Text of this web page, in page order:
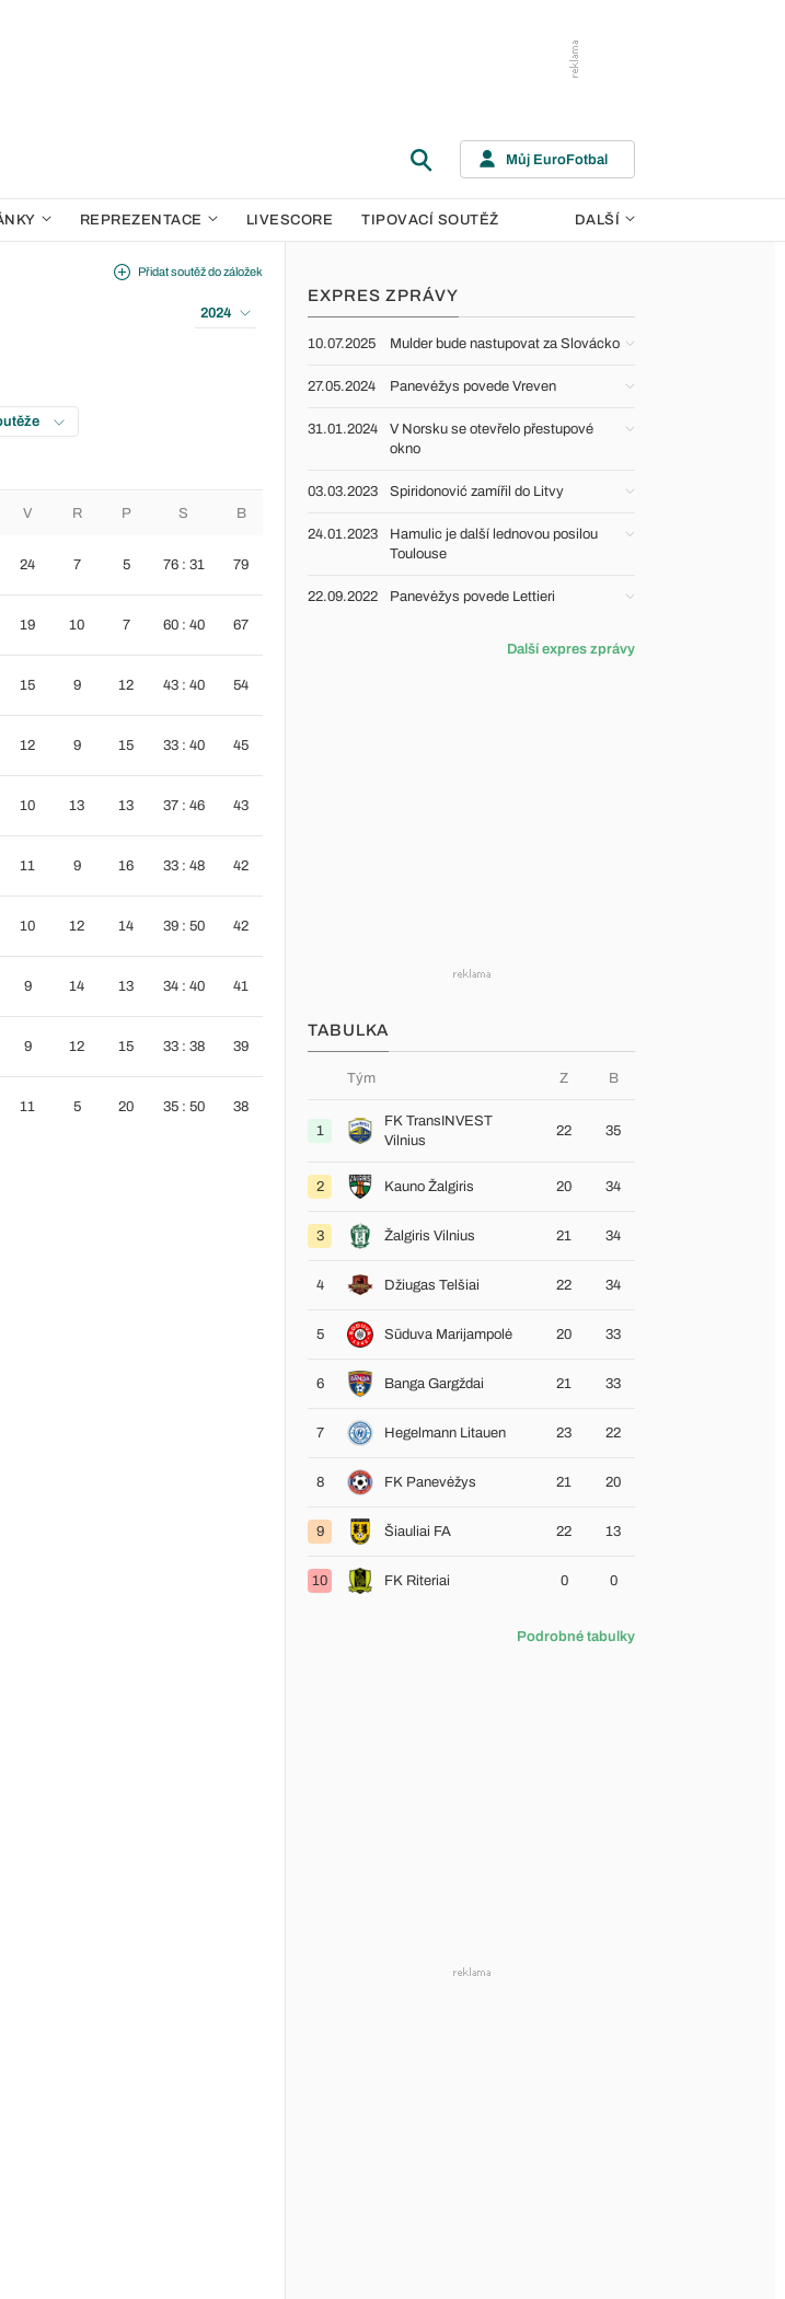
Můj EuroFotbal
REPREZENTACE LIVESCORE TIPOVACÍ SOUTĚŽ DALŠÍ
Přidat soutěž do záložek
2024
V R P S B
24 7 5 76 : 31 79
19 10 7 60 : 40 67
15 9 12 43 : 40 54
12 9 15 33 : 40 45
10 13 13 37 : 46 43
11 9 16 33 : 48 42
10 12 14 39 : 50 42
9 14 13 34 : 40 41
9 12 15 33 : 38 39
11 5 20 35 : 50 38
EXPRES ZPRÁVY
10.07.2025 Mulder bude nastupovat za Slovácko
27.05.2024 Panevėžys povede Vreven
31.01.2024
V Norsku se otevřelo přestupové
okno
03.03.2023 Spiridonović zamířil do Litvy
24.01.2023
Hamulic je další lednovou posilou
Toulouse
22.09.2022 Panevėžys povede Lettieri
Další expres zprávy
TABULKA
Tým Z B
1
FK TransINVEST
Vilnius
22 35
2 Kauno Žalgiris 20 34
3 Žalgiris Vilnius 21 34
4 Džiugas Telšiai 22 34
5 Sūduva Marijampolė 20 33
6 Banga Gargždai 21 33
7 Hegelmann Litauen 23 22
8 FK Panevėžys 21 20
9 Šiauliai FA 22 13
10 FK Riteriai 0 0
Podrobné tabulky